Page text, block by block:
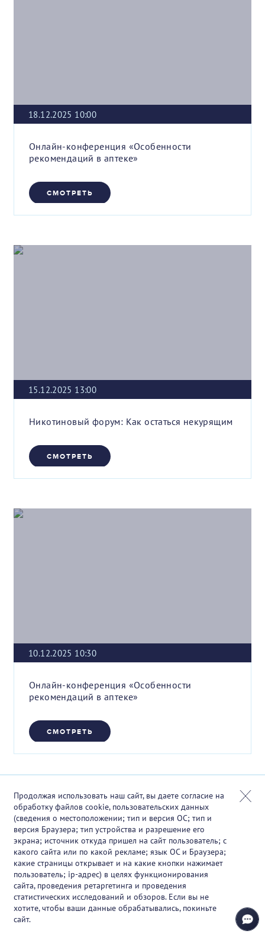
18.12.2025 10:00
Онлайн-конференция «Особенности
рекомендаций в аптеке»
СМОТРЕТЬ
15.12.2025 13:00
Никотиновый форум: Как остаться некурящим
СМОТРЕТЬ
10.12.2025 10:30
Онлайн-конференция «Особенности
рекомендаций в аптеке»
СМОТРЕТЬ
Продолжая использовать наш сайт, вы даете согласие на
обработку файлов cookie, пользовательских данных
(сведения о местоположении; тип и версия ОС; тип и
версия Браузера; тип устройства и разрешение его
экрана; источник откуда пришел на сайт пользователь; с
какого сайта или по какой рекламе; язык ОС и Браузера;
какие страницы открывает и на какие кнопки нажимает
пользователь; ip-адрес) в целях функционирования
сайта, проведения ретаргетинга и проведения
статистических исследований и обзоров. Если вы не
хотите, чтобы ваши данные обрабатывались, покиньте
сайт.